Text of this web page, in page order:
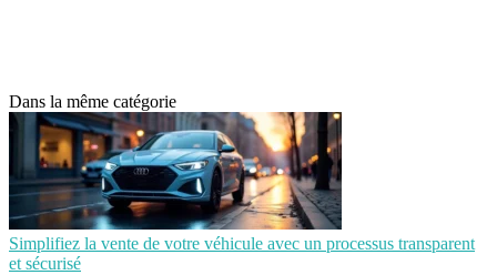
Dans la même catégorie
Simplifiez la vente de votre véhicule avec un processus transparent
et sécurisé